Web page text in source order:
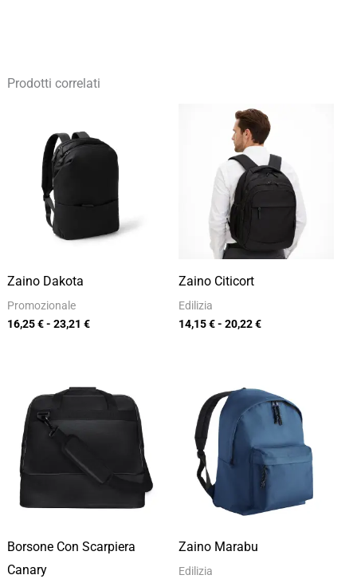
Prodotti correlati
Zaino Dakota
Promozionale
16,25€- 23,21 €
prezzo:
16,25 €
23,21 €
Zaino Citicort
Edilizia
14,15€- 20,22€
Fascia
di
prezzo:
da
14,15 €
a
20,22 €
Borsone Con Scarpiera
Canary
di
prezzo:
da
Zaino Marabu
Edilizia
di
prezzo:
a
12,00 €